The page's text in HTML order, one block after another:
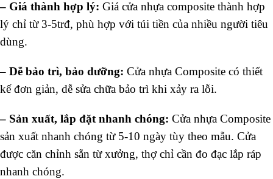
– Giá thành hợp lý: Giá cửa nhựa composite thành hợp
lý chỉ từ 3-5trđ, phù hợp với túi tiền của nhiều người tiêu
dùng.
– Dễ bảo trì, bảo dưỡng: Cửa nhựa Composite có thiết
kế đơn giản, dễ sửa chữa bảo trì khi xảy ra lỗi.
– Sản xuất, lắp đặt nhanh chóng: Cửa nhựa Composite
sản xuất nhanh chóng từ 5-10 ngày tùy theo mẫu. Cửa
được căn chỉnh sẵn từ xưởng, thợ chỉ cần đo đạc lắp ráp
nhanh chóng.